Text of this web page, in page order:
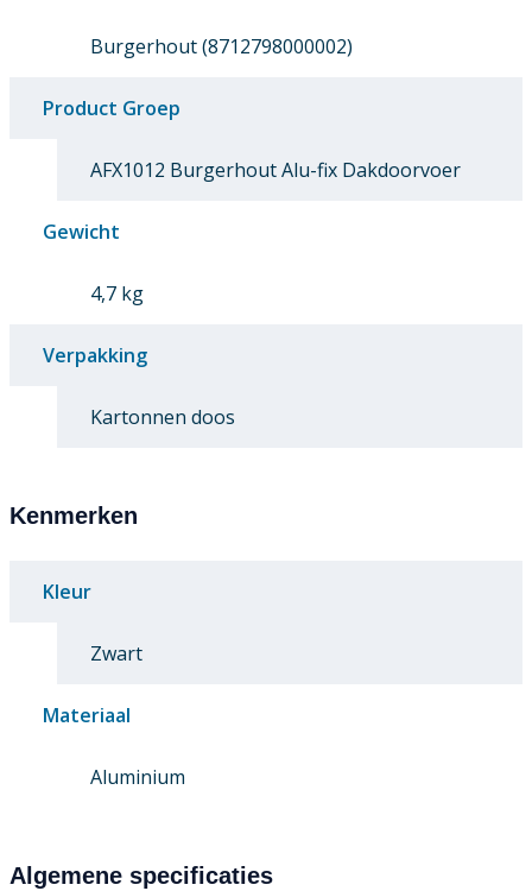
Burgerhout (8712798000002)
Product Groep
AFX1012 Burgerhout Alu-fix Dakdoorvoer
Gewicht
4,7 kg
Verpakking
Kartonnen doos
Kenmerken
Kleur
Zwart
Materiaal
Aluminium
Algemene specificaties